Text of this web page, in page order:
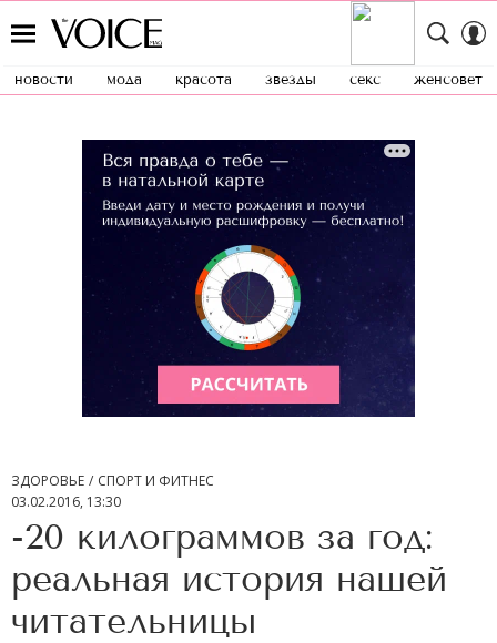
новости мода красота звезды секс женсовет
ЗДОРОВЬЕ
СПОРТ И ФИТНЕС
03.02.2016, 13:30
-20 килограммов за год:
реальная история нашей
читательницы